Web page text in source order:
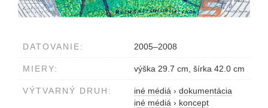
DATOVANIE: 2005–2008
MIERY: výška 29.7 cm, šírka 42.0 cm
VÝTVARNÝ DRUH: iné médiá › dokumentácia
iné médiá › koncept